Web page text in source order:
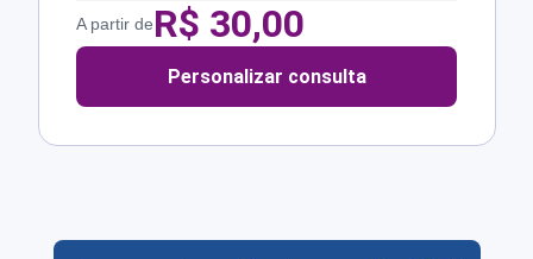
A partir deR$ 30,00
Personalizar consulta